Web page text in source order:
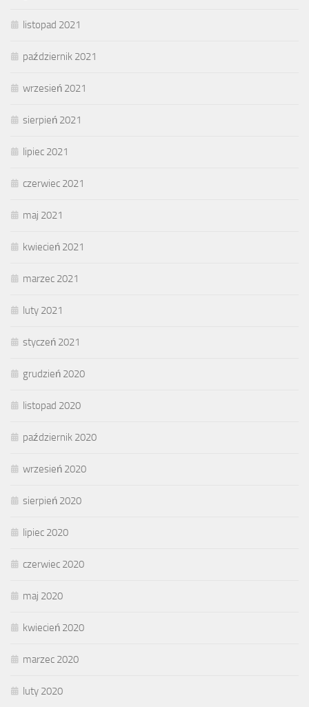
listopad 2021
październik 2021
wrzesień 2021
sierpień 2021
lipiec 2021
czerwiec 2021
maj 2021
kwiecień 2021
marzec 2021
luty 2021
styczeń 2021
grudzień 2020
listopad 2020
październik 2020
wrzesień 2020
sierpień 2020
lipiec 2020
czerwiec 2020
maj 2020
kwiecień 2020
marzec 2020
luty 2020